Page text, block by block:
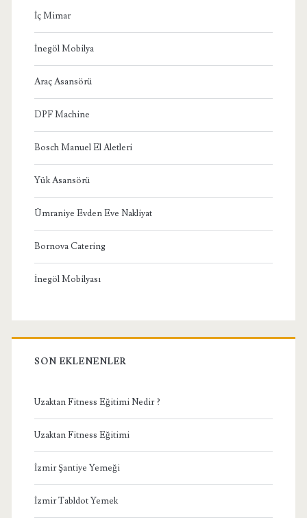
İç Mimar
İnegöl Mobilya
Araç Asansörü
DPF Machine
Bosch Manuel El Aletleri
Yük Asansörü
Ümraniye Evden Eve Nakliyat
Bornova Catering
İnegöl Mobilyası
SON EKLENENLER
Uzaktan Fitness Eğitimi Nedir ?
Uzaktan Fitness Eğitimi
İzmir Şantiye Yemeği
İzmir Tabldot Yemek